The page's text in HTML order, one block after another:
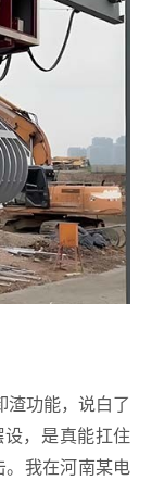
渣功能，说白了
，是真能扛住
我在河南某电